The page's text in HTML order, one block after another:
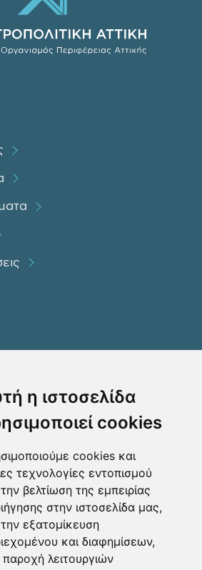
η ιστοσελίδα
cookies
cookies και
τεχνολογίες εντοπισμού
βελτίωση της εμπειρίας
στην ιστοσελίδα μας,
εξατομίκευση
και διαφημίσεων,
παροχή λειτουργιών